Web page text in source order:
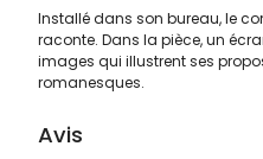
Installé dans son bureau, le
raconte. Dans la pièce, un
images qui illustrent ses
romanesques.
Avis